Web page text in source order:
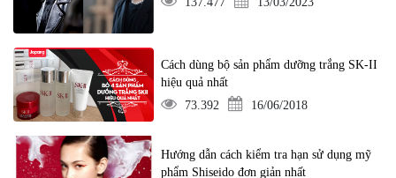
Cách dùng bộ sản phẩm dưỡng trắng SK-II
hiệu quả nhất
73.392
16/06/2018
Hướng dẫn cách kiểm tra hạn sử dụng mỹ
phẩm Shiseido đơn giản nhất